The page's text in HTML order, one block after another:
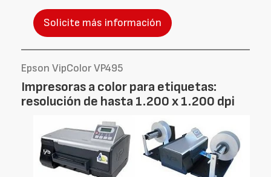
Solicite más información
Epson VipColor VP495
Impresoras a color para etiquetas:
resolución de hasta 1.200 x 1.200 dpi